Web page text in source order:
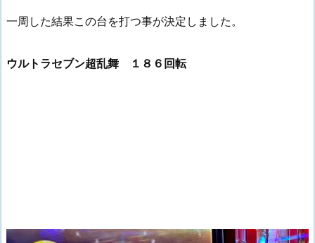
一周した結果この台を打つ事が決定しました。
ウルトラセブン超乱舞 １８６回転